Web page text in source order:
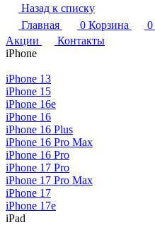
Назад к списку
Главная
0 Корзина 0
Акции
Контакты
iPhone
iPhone 13
iPhone 15
iPhone 16e
iPhone 16
iPhone 16 Plus
iPhone 16 Pro Max
iPhone 16 Pro
iPhone 17 Pro
iPhone 17 Pro Max
iPhone 17
iPhone 17e
iPad